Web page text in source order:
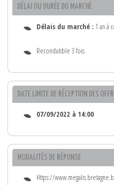
DÉLAI OU DURÉE DU MARCHÉ
Délais du marché : 1 an à
Recondutible 3 fois
DATE LIMITE DE RÉCEPTION DES
07/09/2022 à 14:00
MODALITÉS DE RÉPONSE
Https://